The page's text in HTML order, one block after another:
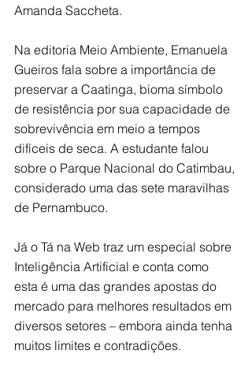
Amanda Saccheta.
Na editoria Meio Ambiente, Emanuela
Gueiros fala sobre a importância de
preservar a Caatinga, bioma símbolo
de resistência por sua capacidade de
sobrevivência em meio a tempos
difíceis de seca. A estudante falou
sobre o Parque Nacional do Catimbau,
considerado uma das sete maravilhas
de Pernambuco.
Já o Tá na Web traz um especial sobre
Inteligência Artificial e conta como
esta é uma das grandes apostas do
mercado para melhores resultados em
diversos setores – embora ainda tenha
muitos limites e contradições.